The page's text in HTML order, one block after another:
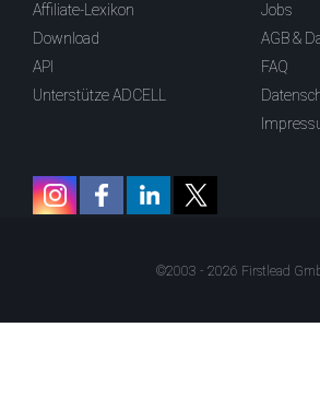
Affiliate-Lexikon
Download
API
Unterstütze ADCELL
Jobs
AGB &
FAQ
©2003 - 2026 Firstlead